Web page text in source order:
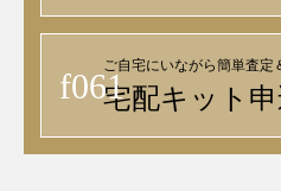
ご自宅にいながら簡単査定
宅配キット